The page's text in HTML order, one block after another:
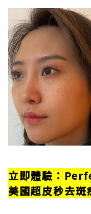
立即體驗：
美國超皮秒去斑